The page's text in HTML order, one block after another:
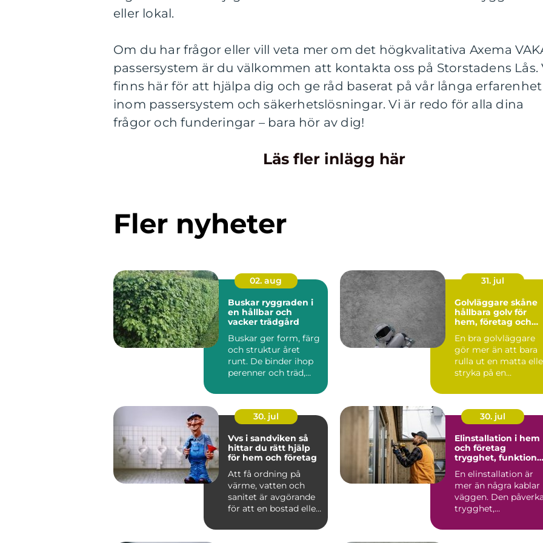
eller lokal.
Om du har frågor eller vill veta mer om det högkvalitativa Axema
passersystem är du välkommen att kontakta oss på Storstadens Lås.
finns här för att hjälpa dig och ge råd baserat på vår långa erfarenhet
inom passersystem och säkerhetslösningar. Vi är redo för alla dina
frågor och funderingar – bara hör av dig!
Läs fler inlägg här
Fler nyheter
02. aug
Buskar ryggraden i
en hållbar och
vacker trädgård
Buskar ger form, färg
och struktur året
runt. De binder ihop
perenner och träd,
31. jul
Golvläggare skåne
hållbara golv för
hem, företag och
En bra golvläggare
gör mer än att bara
rulla ut en matta
stryka på en
genomtän...
30. jul
Vvs i sandviken så
hittar du rätt hjälp
för hem och företag
Att få ordning på
värme, vatten och
sanitet är avgörande
för att en bostad eller
30. jul
Elinstallation i hem
och företag
trygghet, funktion
teknik
En elinstallation är
mer än några kablar
väggen. Den
trygghet,
energiförb...